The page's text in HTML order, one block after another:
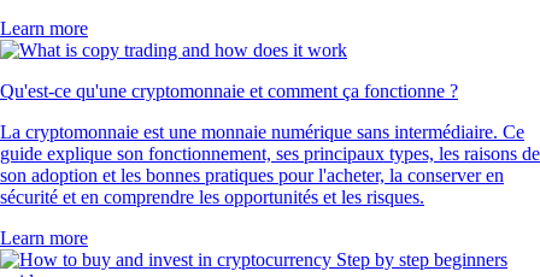
Learn more
Qu'est-ce qu'une cryptomonnaie et comment ça fonctionne ?
La cryptomonnaie est une monnaie numérique sans intermédiaire. Ce
guide explique son fonctionnement, ses principaux types, les raisons de
son adoption et les bonnes pratiques pour l'acheter, la conserver en
sécurité et en comprendre les opportunités et les risques.
Learn more